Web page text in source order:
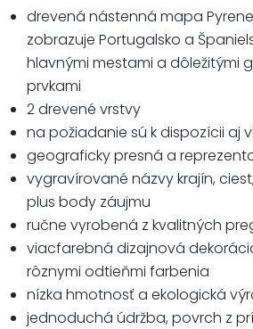
drevená nástenná mapa
zobrazuje Portugalsko a
hlavnými mestami a dôležitými
prvkami
2 drevené vrstvy
na požiadanie sú k dispozícii aj
geograficky presná a
vygravírované názvy krajín,
plus body záujmu
ručne vyrobená z kvalitných
viacfarebná dizajnová
rôznymi odtieňmi farbenia
nízka hmotnosť a ekologická
jednoduchá údržba, povrch z